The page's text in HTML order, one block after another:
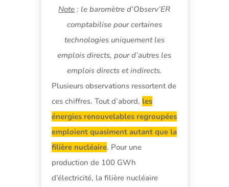
Note : le baromètre d’Observ’ER
comptabilise pour certaines
technologies uniquement les
emplois directs, pour d’autres les
emplois directs et indirects.
Plusieurs observations ressortent de
ces chiffres. Tout d’abord, les
énergies renouvelables regroupées
emploient quasiment autant que la
filière nucléaire. Pour une
production de 100 GWh
d’électricité, la filière nucléaire